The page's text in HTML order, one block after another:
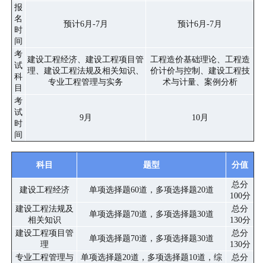
报
名
时
间
预计6月-7月 预计6月-7月
考
试
科
目
建设工程经济、建设工程项目管
理、建设工程法规及相关知识、
专业工程管理与实务
工程造价基础理论、工程造
价计价与控制、建设工程技
术与计量、案例分析
考
试
时
间
9月 10月
科目 题型 分值
建设工程经济 单项选择题60道，多项选择题20道
总分
100分
建设工程法规及
相关知识
单项选择题70道，多项选择题30道
总分
130分
建设工程项目管
理
单项选择题70道，多项选择题30道
总分
130分
专业工程管理与
单项选择题20道，多项选择题10道，综
总分